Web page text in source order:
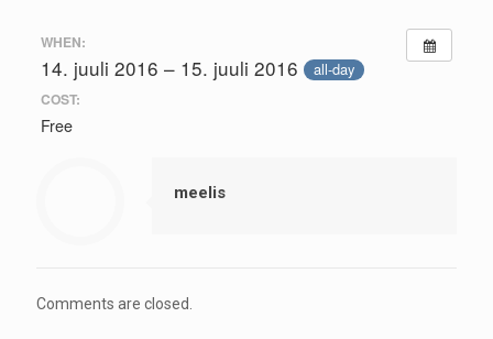
WHEN:
14. juuli 2016 – 15. juuli 2016 all-day
COST:
Free
meelis
Comments are closed.